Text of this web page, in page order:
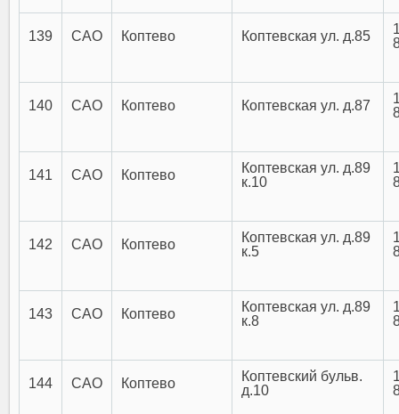
139 САО Коптево Коптевская ул. д.85
140 САО Коптево Коптевская ул. д.87
141 САО Коптево
Коптевская ул. д.89
к.10
142 САО Коптево
Коптевская ул. д.89
к.5
143 САО Коптево
Коптевская ул. д.89
к.8
144 САО Коптево
Коптевский бульв.
д.10